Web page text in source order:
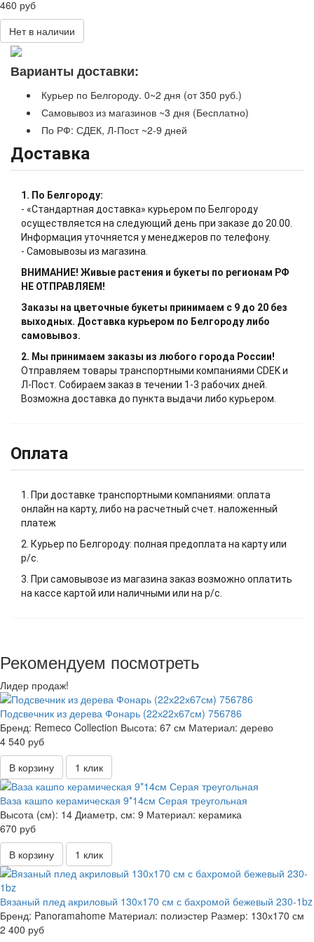
460 руб
Нет в наличии
Варианты доставки:
Курьер по Белгороду. 0~2 дня (от 350 руб.)
Самовывоз из магазинов ~3 дня (Бесплатно)
По РФ: СДЕК, Л-Пост ~2-9 дней
Доставка
1. По Белгороду:
- «Стандартная доставка» курьером по Белгороду
осуществляется на следующий день при заказе до 20.00.
Информация уточняется у менеджеров по телефону.
- Самовывозы из магазина.
ВНИМАНИЕ! Живые растения и букеты по регионам РФ
НЕ ОТПРАВЛЯЕМ!
Заказы на цветочные букеты принимаем с 9 до 20 без
выходных. Доставка курьером по Белгороду либо
самовывоз.
2. Мы принимаем заказы из любого города России!
Отправляем товары транспортными компаниями CDEK и
Л-Пост. Собираем заказ в течении 1-3 рабочих дней.
Возможна доставка до пункта выдачи либо курьером.
Оплата
1. При доставке транспортными компаниями: оплата
онлайн на карту, либо на расчетный счет. наложенный
платеж
2. Курьер по Белгороду: полная предоплата на карту или
р/с.
3. При самовывозе из магазина заказ возможно оплатить
на кассе картой или наличными или на р/с.
Рекомендуем посмотреть
Лидер продаж!
Подсвечник из дерева Фонарь (22х22х67см) 756786
Бренд: Remeco Collection Высота: 67 см Материал: дерево
4 540 руб
В корзину
1 клик
Ваза кашпо керамическая 9*14см Серая треугольная
Высота (см): 14 Диаметр, см: 9 Материал: керамика
670 руб
В корзину
1 клик
Вязаный плед акриловый 130х170 см с бахромой бежевый 230-1bz
Бренд: Panoramahome Материал: полиэстер Размер: 130х170 см
2 400 руб